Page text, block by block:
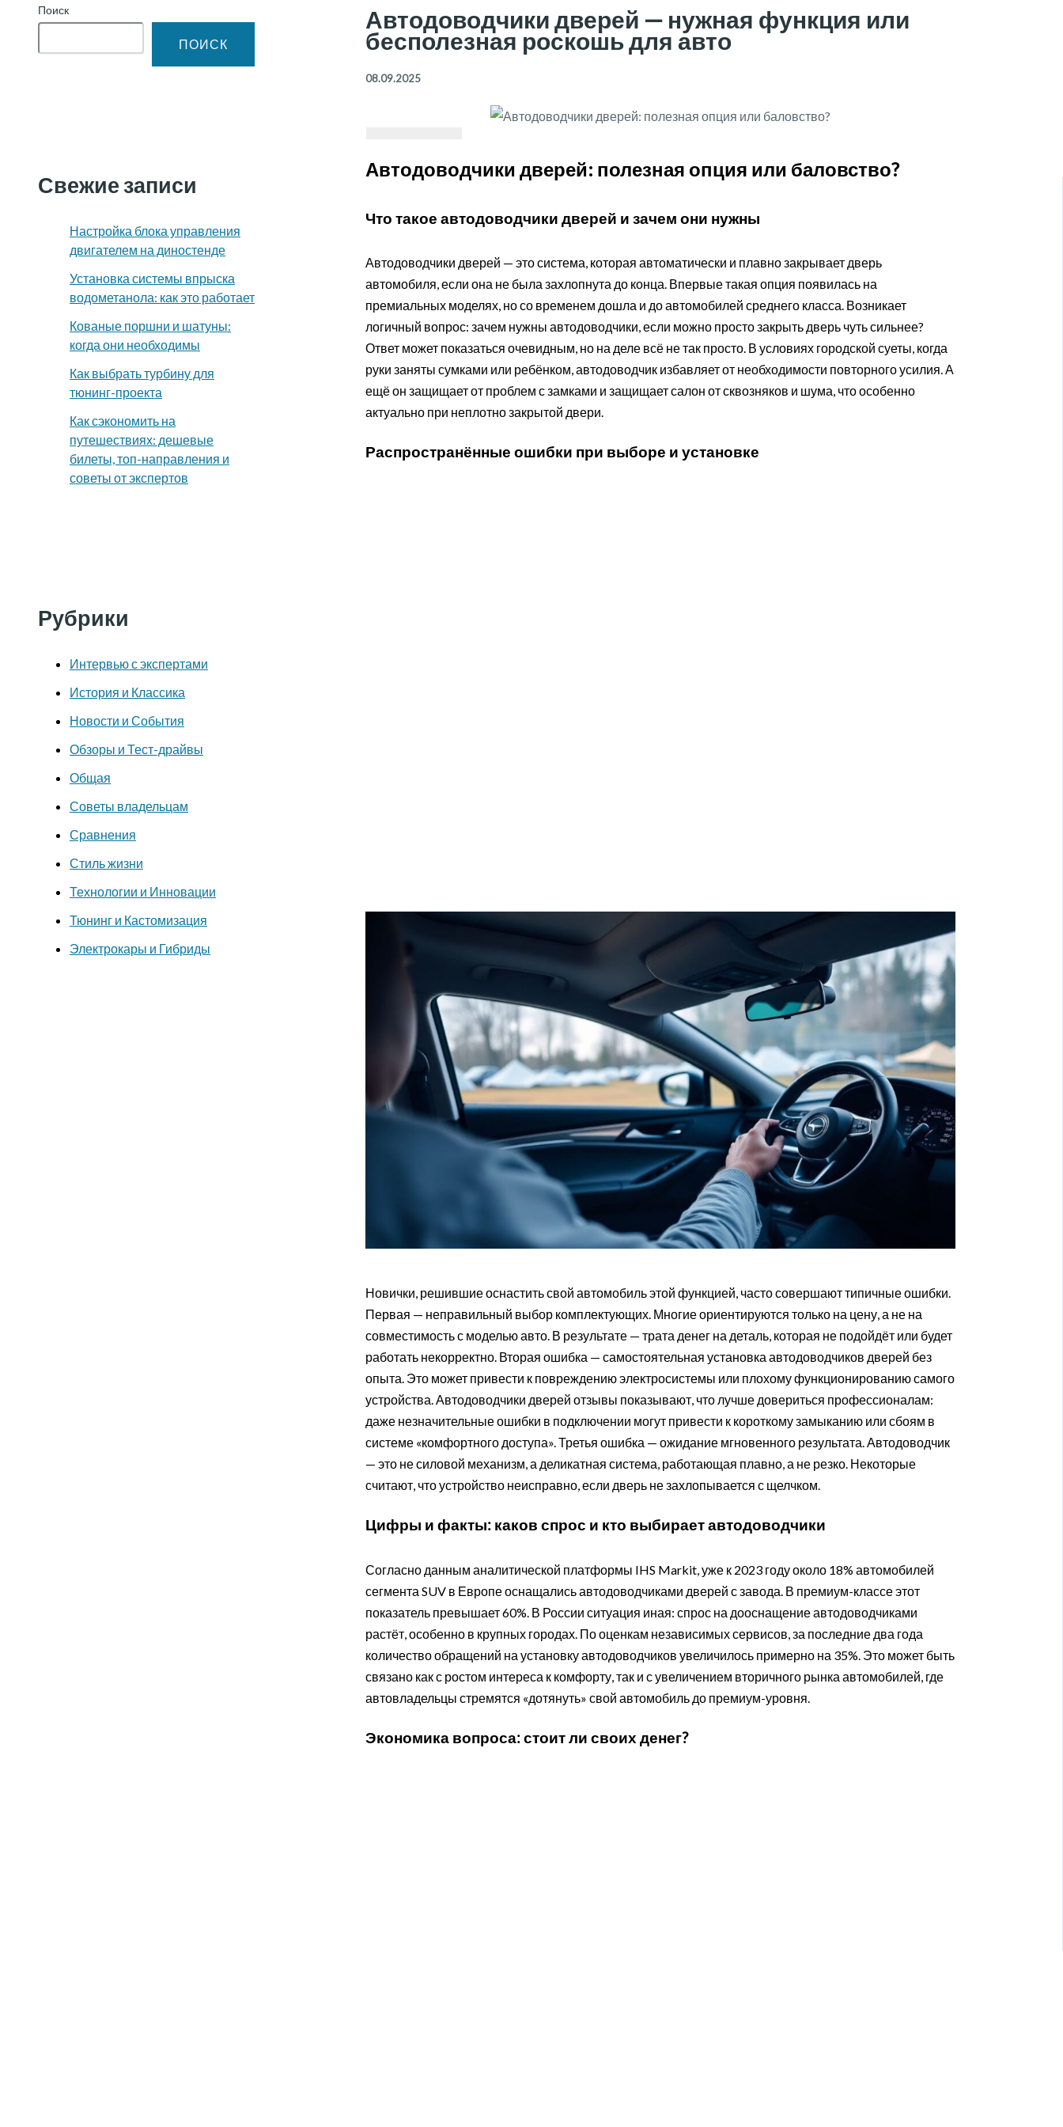
Поиск
ПОИСК
Свежие записи
Настройка блока управления
двигателем на диностенде
Установка системы впрыска
водометанола: как это работает
Кованые поршни и шатуны:
когда они необходимы
Как выбрать турбину для
тюнинг-проекта
Как сэкономить на
путешествиях: дешевые
билеты, топ-направления и
советы от экспертов
Рубрики
Интервью с экспертами
История и Классика
Новости и События
Обзоры и Тест-драйвы
Общая
Советы владельцам
Сравнения
Стиль жизни
Технологии и Инновации
Тюнинг и Кастомизация
Электрокары и Гибриды
Автодоводчики дверей — нужная функция или
бесполезная роскошь для авто
08.09.2025
Автодоводчики дверей: полезная опция или баловство?
Что такое автодоводчики дверей и зачем они нужны
Автодоводчики дверей — это система, которая автоматически и плавно закрывает дверь
автомобиля, если она не была захлопнута до конца. Впервые такая опция появилась на
премиальных моделях, но со временем дошла и до автомобилей среднего класса. Возникает
логичный вопрос: зачем нужны автодоводчики, если можно просто закрыть дверь чуть сильнее?
Ответ может показаться очевидным, но на деле всё не так просто. В условиях городской суеты, когда
руки заняты сумками или ребёнком, автодоводчик избавляет от необходимости повторного усилия. А
ещё он защищает от проблем с замками и защищает салон от сквозняков и шума, что особенно
актуально при неплотно закрытой двери.
Распространённые ошибки при выборе и установке
Новички, решившие оснастить свой автомобиль этой функцией, часто совершают типичные ошибки.
Первая — неправильный выбор комплектующих. Многие ориентируются только на цену, а не на
совместимость с моделью авто. В результате — трата денег на деталь, которая не подойдёт или будет
работать некорректно. Вторая ошибка — самостоятельная установка автодоводчиков дверей без
опыта. Это может привести к повреждению электросистемы или плохому функционированию самого
устройства. Автодоводчики дверей отзывы показывают, что лучше довериться профессионалам:
даже незначительные ошибки в подключении могут привести к короткому замыканию или сбоям в
системе «комфортного доступа». Третья ошибка — ожидание мгновенного результата. Автодоводчик
— это не силовой механизм, а деликатная система, работающая плавно, а не резко. Некоторые
считают, что устройство неисправно, если дверь не захлопывается с щелчком.
Цифры и факты: каков спрос и кто выбирает автодоводчики
Согласно данным аналитической платформы IHS Markit, уже к 2023 году около 18% автомобилей
сегмента SUV в Европе оснащались автодоводчиками дверей с завода. В премиум-классе этот
показатель превышает 60%. В России ситуация иная: спрос на дооснащение автодоводчиками
растёт, особенно в крупных городах. По оценкам независимых сервисов, за последние два года
количество обращений на установку автодоводчиков увеличилось примерно на 35%. Это может быть
связано как с ростом интереса к комфорту, так и с увеличением вторичного рынка автомобилей, где
автовладельцы стремятся «дотянуть» свой автомобиль до премиум-уровня.
Экономика вопроса: стоит ли своих денег?